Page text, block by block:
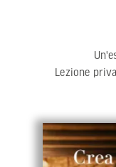
Lezione